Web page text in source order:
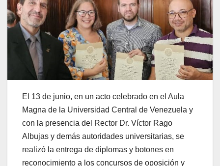
El 13 de junio, en un acto celebrado en el Aula
Magna de la Universidad Central de Venezuela y
con la presencia del Rector Dr. Víctor Rago
Albujas y demás autoridades universitarias, se
realizó la entrega de diplomas y botones en
reconocimiento a los concursos de oposición y